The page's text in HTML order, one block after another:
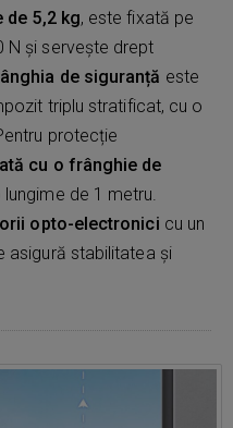
de 5,2 kg, este fixată pe
N și servește drept
de siguranță este
triplu stratificat, cu o
protecție
cu o frânghie de
de 1 metru.
opto-electronici cu un
asigură stabilitatea și